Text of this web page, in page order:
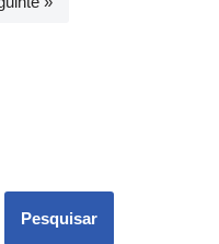
Pesquisar